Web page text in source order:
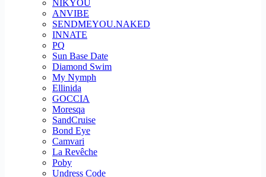
NIKYOU
ANVIBE
SENDMEYOU.NAKED
INNATE
PQ
Sun Base Date
Diamond Swim
My Nymph
Ellinida
GOCCIA
Moresqa
SandCruise
Bond Eye
Camvari
La Revêche
Poby
Undress Code